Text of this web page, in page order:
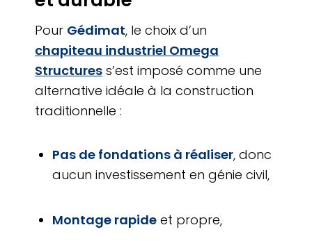
Pour Gédimat, le choix d’un
chapiteau industriel Omega
Structures s’est imposé comme une
alternative idéale à la construction
traditionnelle :
Pas de fondations à réaliser, donc
aucun investissement en génie civil,
Montage rapide et propre,